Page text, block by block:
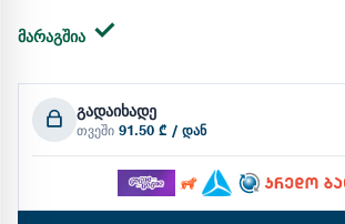
მარაგშია
გადაიხადე
თვეში 91.50 ₾ / დან